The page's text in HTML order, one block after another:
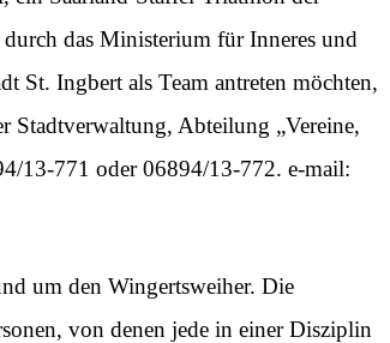
das Ministerium für Inneres und
St. Ingbert als Team antreten möchten,
Stadtverwaltung, Abteilung „Vereine,
13-771 oder 06894/13-772. e-mail:
um den Wingertsweiher. Die
von denen jede in einer Disziplin